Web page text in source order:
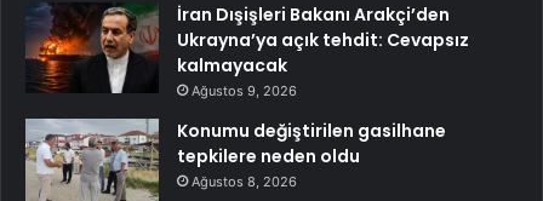
İran Dışişleri Bakanı Arakçi’den
Ukrayna’ya açık tehdit: Cevapsız
kalmayacak
Ağustos 9, 2026
Konumu değiştirilen gasilhane
tepkilere neden oldu
Ağustos 8, 2026